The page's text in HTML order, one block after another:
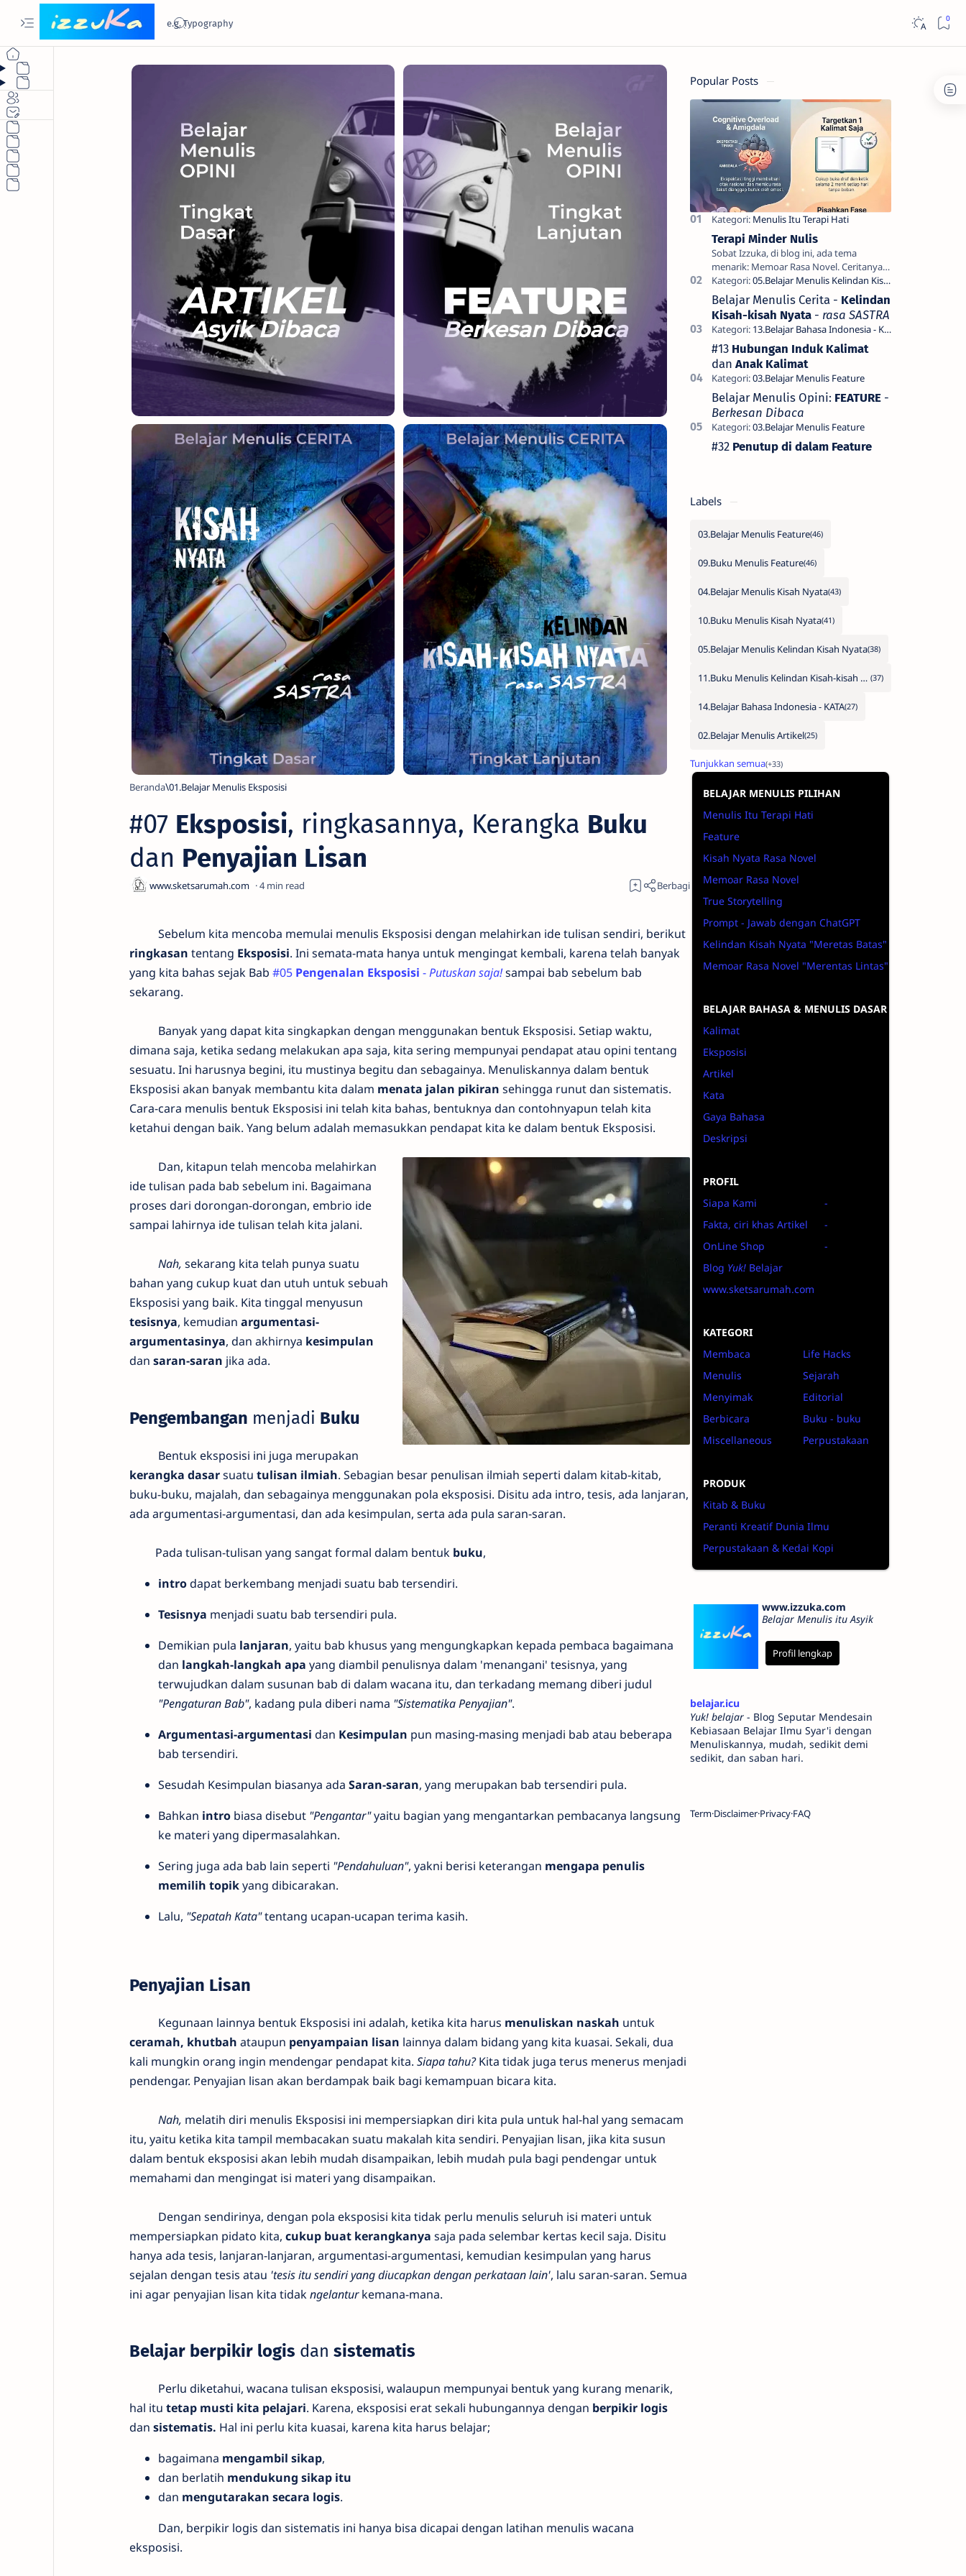
Beranda 01.Belajar Menulis Eksposisi
#07 Eksposisi, ringkasannya, Kerangka Buku
dan Penyajian Lisan
4
Sebelum kita mencoba memulai menulis Eksposisi dengan melahirkan ide tulisan sendiri, berikut
ringkasan tentang Eksposisi. Ini semata-mata hanya untuk mengingat kembali, karena telah banyak
yang kita bahas sejak Bab #05 Pengenalan Eksposisi -Putuskan saja!sampai bab sebelum bab
sekarang.
Banyak yang dapat kita singkapkan dengan menggunakan bentuk Eksposisi. Setiap waktu,
dimana saja, ketika sedang melakukan apa saja, kita sering mempunyai pendapat atau opini tentang
sesuatu. Ini harusnya begini, itu mustinya begitu dan sebagainya. Menuliskannya dalam bentuk
Eksposisi akan banyak membantu kita dalam menata jalan pikiran sehingga runut dan sistematis.
Cara-cara menulis bentuk Eksposisi ini telah kita bahas, bentuknya dan contohnyapun telah kita
ketahui dengan baik. Yang belum adalah memasukkan pendapat kita ke dalam bentuk Eksposisi.
Dan, kitapun telah mencoba melahirkan
ide tulisan pada bab sebelum ini. Bagaimana
proses dari dorongan-dorongan, embrio ide
sampai lahirnya ide tulisan telah kita jalani.
Nah, sekarang kita telah punya suatu
bahan yang cukup kuat dan utuh untuk sebuah
Eksposisi yang baik. Kita tinggal menyusun
tesisnya, kemudian argumentasi-
argumentasinya, dan akhirnya kesimpulan
dan saran-saran jika ada.
Pengembangan menjadi Buku
Bentuk eksposisi ini juga merupakan
kerangka dasarsuatu tulisan ilmiah. Sebagian besar penulisan ilmiah seperti dalam kitab-kitab,
buku-buku, majalah, dan sebagainya menggunakan pola eksposisi. Disitu ada intro, tesis, ada lanjaran,
ada argumentasi-argumentasi, dan ada kesimpulan, serta ada pula saran-saran.
Pada tulisan-tulisan yang sangat formal dalam bentuk buku,
introdapat berkembang menjadi suatu bab tersendiri.
Tesisnya menjadi suatu bab tersendiri pula.
Demikian pula lanjaran, yaitu bab khusus yang mengungkapkan kepada pembaca bagaimana
dan langkah-langkah apa yang diambil penulisnya dalam 'menangani' tesisnya, yang
terwujudkan dalam susunan bab di dalam wacana itu, dan terkadang memang diberi judul
"Pengaturan Bab", kadang pula diberi nama "Sistematika Penyajian".
Argumentasi-argumentasi dan Kesimpulan pun masing-masing menjadi bab atau beberapa
bab tersendiri.
Sesudah Kesimpulan biasanya ada Saran-saran, yang merupakan bab tersendiri pula.
Bahkan intro biasa disebut "Pengantar"yaitu bagian yang mengantarkan pembacanya langsung
ke materi yang dipermasalahkan.
Sering juga ada bab lain seperti "Pendahuluan", yakni berisi keterangan mengapa penulis
memilih topikyang dibicarakan.
Lalu, "Sepatah Kata"tentang ucapan-ucapan terima kasih.
Penyajian Lisan
Kegunaan lainnya bentuk Eksposisi ini adalah, ketika kita harus menuliskan naskah untuk
ceramah, khutbah ataupun penyampaian lisan lainnya dalam bidang yang kita kuasai. Sekali, dua
kali mungkin orang ingin mendengar pendapat kita. Siapa tahu?Kita tidak juga terus menerus menjadi
pendengar. Penyajian lisan akan berdampak baik bagi kemampuan bicara kita.
Nah, melatih diri menulis Eksposisi ini mempersiapkan diri kita pula untuk hal-hal yang semacam
itu, yaitu ketika kita tampil membacakan suatu makalah kita sendiri. Penyajian lisan, jika kita susun
dalam bentuk eksposisi akan lebih mudah disampaikan, lebih mudah pula bagi pendengar untuk
memahami dan mengingat isi materi yang disampaikan.
Dengan sendirinya, dengan pola eksposisi kita tidak perlu menulis seluruh isi materi untuk
mempersiapkan pidato kita, cukup buat kerangkanya saja pada selembar kertas kecil saja. Disitu
hanya ada tesis, lanjaran-lanjaran, argumentasi-argumentasi, kemudian kesimpulan yang harus
sejalan dengan tesis atau 'tesis itu sendiri yang diucapkan dengan perkataan lain', lalu saran-saran. Semua
ini agar penyajian lisan kita tidakngelanturkemana-mana.
Belajar berpikir logis dan sistematis
Perlu diketahui, wacana tulisan eksposisi, walaupun mempunyai bentuk yang kurang menarik,
hal itu tetap musti kita pelajari. Karena, eksposisi erat sekali hubungannya dengan berpikir logis
dan sistematis. Hal ini perlu kita kuasai, karena kita harus belajar;
bagaimana mengambil sikap,
dan berlatih mendukung sikap itu
dan mengutarakan secara logis.
Dan, berpikir logis dan sistematis ini hanya bisa dicapai dengan latihan menulis wacana
eksposisi.
Popular Posts
Terapi Minder Nulis
Sobat Izzuka, di blog ini, ada tema
menarik: Memoar Rasa Novel. Ceritanya
nyambung terus. Supaya kamu enggak
ketinggalan PORTAL terbaru dan ha…
Belajar Menulis Cerita - Kelindan
Kisah-kisah Nyata- rasa SASTRA
#13 Hubungan Induk Kalimat
dan Anak Kalimat
Belajar Menulis Opini: FEATURE-
Berkesan Dibaca
#32 Penutup di dalam Feature
Labels
03.Belajar Menulis Feature
09.Buku Menulis Feature
04.Belajar Menulis Kisah Nyata
10.Buku Menulis Kisah Nyata
05.Belajar Menulis Kelindan Kisah Nyata
11.Buku Menulis Kelindan Kisah-kisah Nyata
14.Belajar Bahasa Indonesia - KATA
02.Belajar Menulis Artikel
BELAJAR MENULIS PILIHAN
Menulis Itu Terapi Hati
Feature
Kisah Nyata Rasa Novel
Memoar Rasa Novel
True Storytelling
Prompt - Jawab dengan ChatGPT
Kelindan Kisah Nyata "Meretas Batas"
Memoar Rasa Novel "Merentas Lintas"
BELAJAR BAHASA & MENULIS DASAR
Kalimat
Eksposisi
Artikel
Kata
Gaya Bahasa
Deskripsi
PROFIL
Siapa Kami
Fakta, ciri khas Artikel
OnLine Shop
Blog Yuk! Belajar
www.sketsarumah.com
-
-
-
KATEGORI
Membaca
Menulis
Menyimak
Berbicara
Miscellaneous
Life Hacks
Sejarah
Editorial
Buku - buku
Perpustakaan
PRODUK
Kitab & Buku
Peranti Kreatif Dunia Ilmu
Perpustakaan & Kedai Kopi
www.izzuka.com
Belajar Menulis itu Asyik
Profil lengkap
belajar.icu
Yuk! belajar- Blog Seputar Mendesain
Kebiasaan Belajar Ilmu Syar'i dengan
Menuliskannya, mudah, sedikit demi
sedikit, dan saban hari.
TermDisclaimerPrivacyFAQ